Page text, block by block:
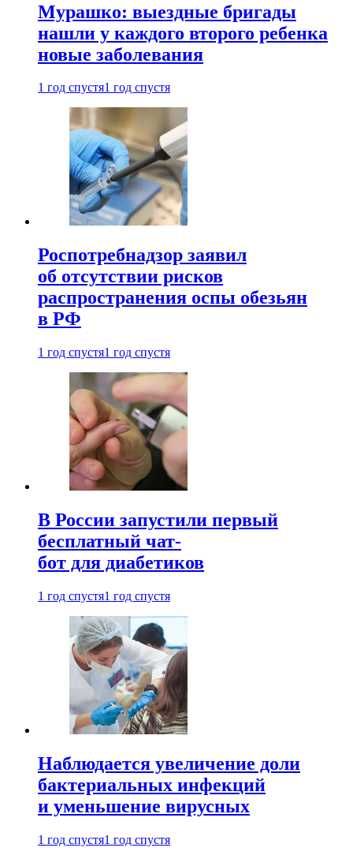
Мурашко: выездные бригады
нашли у каждого второго ребенка
новые заболевания
1 год спустя1 год спустя
Роспотребнадзор заявил
об отсутствии рисков
распространения оспы обезьян
в РФ
1 год спустя1 год спустя
В России запустили первый
бесплатный чат-
бот для диабетиков
1 год спустя1 год спустя
Наблюдается увеличение доли
бактериальных инфекций
и уменьшение вирусных
1 год спустя1 год спустя